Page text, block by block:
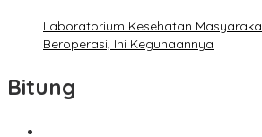
Laboratorium Kesehatan
Beroperasi, Ini Kegunaannya
Bitung